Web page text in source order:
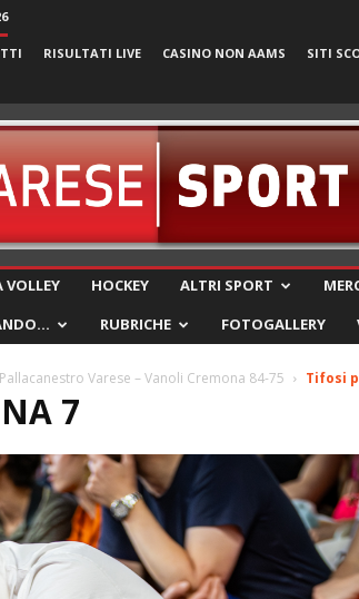
RISULTATI LIVE CASINO NON AAMS SITI
VOLLEY HOCKEY ALTRI SPORT
RUBRICHE FOTOGALLERY
Varese – Vanoli Cremona 84-75 Tifosi
7